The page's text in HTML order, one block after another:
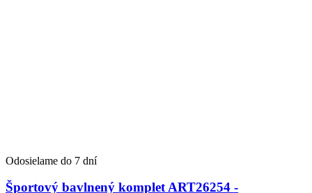
Odosielame do 7 dní
Športový bavlnený komplet ART26254 -